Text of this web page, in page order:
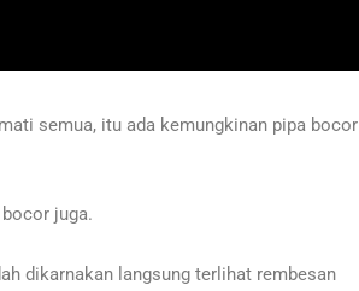
semua, itu ada kemungkinan pipa bocor
juga.
dikarnakan langsung terlihat rembesan